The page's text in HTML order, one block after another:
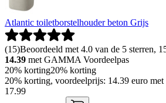
Atlantic toiletborstelhouder beton Grijs
(15)Beoordeeld met 4.0 van de 5 sterren,
14.39 met GAMMA Voordeelpas
20% korting20% korting
20% korting, voordeelprijs: 14.39 euro
17.99